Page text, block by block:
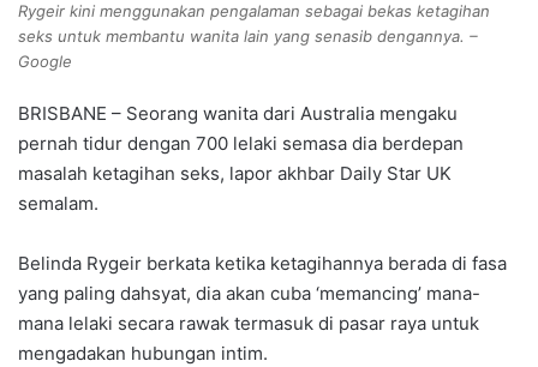
Rygeir kini menggunakan pengalaman sebagai bekas ketagihan
seks untuk membantu wanita lain yang senasib dengannya. –
Google
BRISBANE – Seorang wanita dari Australia mengaku
pernah tidur dengan 700 lelaki semasa dia berdepan
masalah ketagihan seks, lapor akhbar Daily Star UK
semalam.
Belinda Rygeir berkata ketika ketagihannya berada di fasa
yang paling dahsyat, dia akan cuba ‘memancing’ mana-
mana lelaki secara rawak termasuk di pasar raya untuk
mengadakan hubungan intim.